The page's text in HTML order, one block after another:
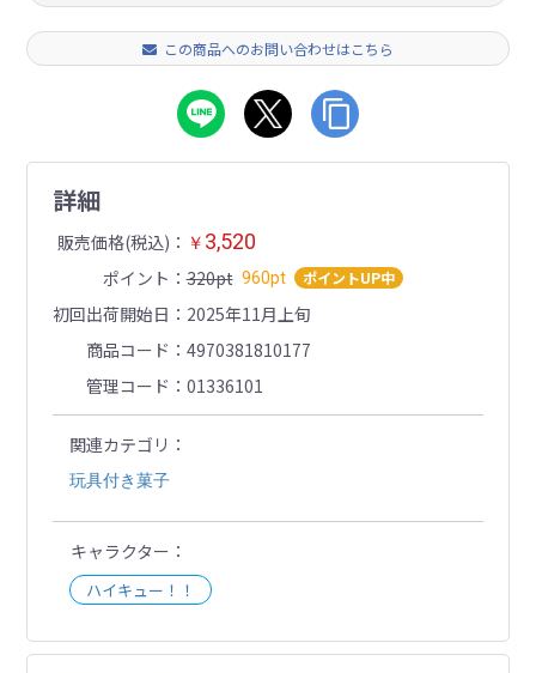
この商品へのお問い合わせはこちら
詳細
販売価格(税込) ￥ 3,520
ポイント 320pt 960pt ポイントUP中
初回出荷開始日
2025年11月上旬
商品コード
4970381810177
管理コード
01336101
関連カテゴリ
玩具付き菓子
キャラクター
ハイキュー！！